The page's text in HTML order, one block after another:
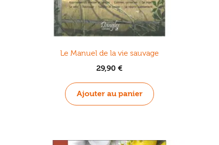
Le Manuel de la vie sauvage
29,90 €
Ajouter au panier